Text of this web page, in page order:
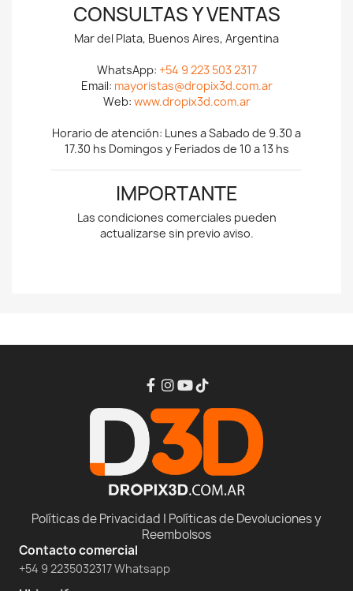
CONSULTAS Y VENTAS
Mar del Plata, Buenos Aires, Argentina
WhatsApp: +54 9 223 503 2317
Email: mayoristas@dropix3d.com.ar
Web: www.dropix3d.com.ar
Horario de atención: Lunes a Sabado de 9.30 a
17.30 hs Domingos y Feriados de 10 a 13 hs
IMPORTANTE
Las condiciones comerciales pueden
actualizarse sin previo aviso.
Políticas de Privacidad | Políticas de Devoluciones y
Reembolsos
Contacto comercial
+54 9 2235032317 Whatsapp